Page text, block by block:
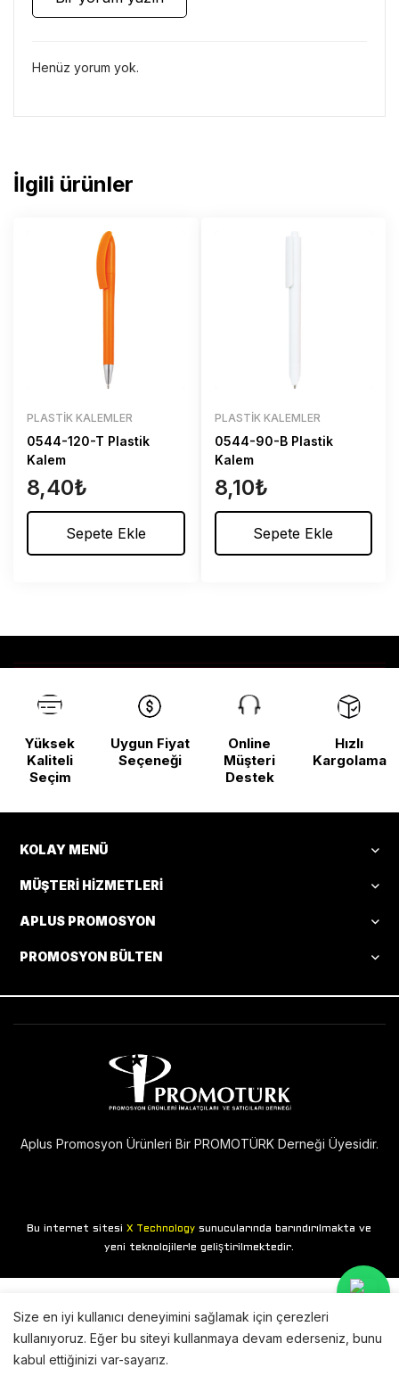
Henüz yorum yok.
İlgili ürünler
PLASTIK KALEMLER
0544-120-T Plastik
Kalem
8,40₺
Sepete Ekle
PLASTIK KALEMLER
0544-90-B Plastik
Kalem
8,10₺
Sepete Ekle
Yüksek
Kaliteli
Seçim
Uygun Fiyat
Seçeneği
Online
Müşteri
Destek
Hızlı
Kargolama
KOLAY MENÜ
MÜŞTERI HIZMETLERI
APLUS PROMOSYON
PROMOSYON BÜLTEN
Aplus Promosyon Ürünleri Bir PROMOTÜRK Derneği Üyesidir.
Bu internet sitesiX Technology sunucularında barındırılmakta ve
yeni teknolojilerle geliştirilmektedir.
Size en iyi kullanıcı deneyimini sağlamak için çerezleri
kullanıyoruz. Eğer bu siteyi kullanmaya devam ederseniz, bunu
kabul ettiğinizi var-sayarız.